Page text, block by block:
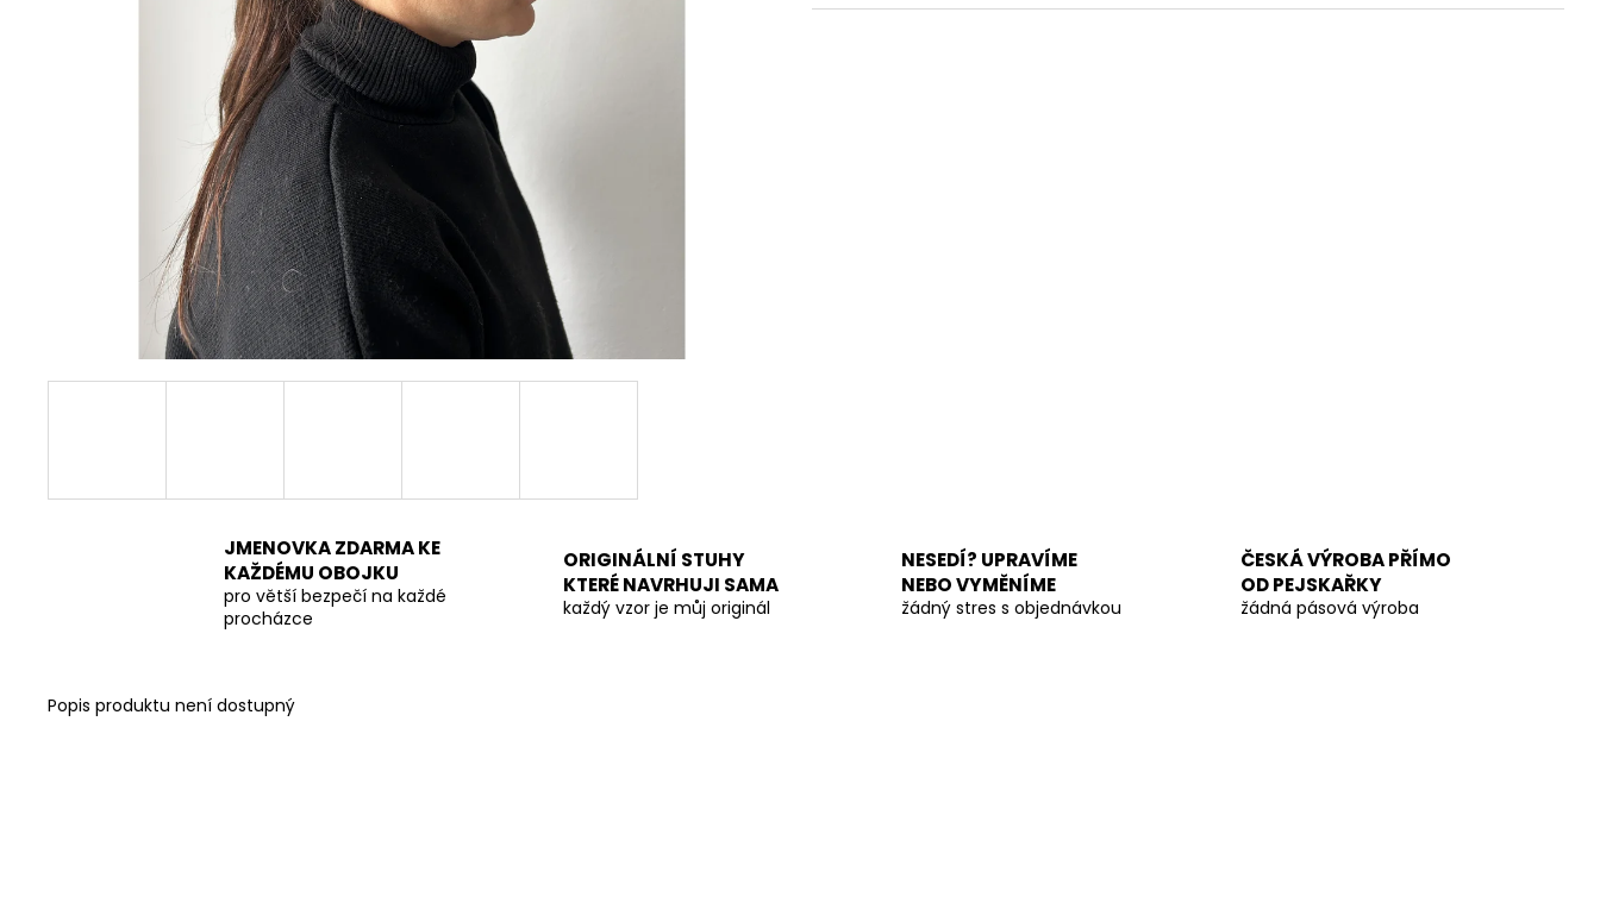
cena:
JMENOVKA ZDARMA KE
KAŽDÉMU OBOJKU
pro větší bezpečí na každé
procházce
ORIGINÁLNÍ STUHY
KTERÉ NAVRHUJI SAMA
každý vzor je můj originál
NESEDÍ? UPRAVÍME
NEBO VYMĚNÍME
žádný stres s objednávkou
ČESKÁ VÝROBA PŘÍMO
OD PEJSKAŘKY
žádná pásová výroba
Popis produktu není dostupný